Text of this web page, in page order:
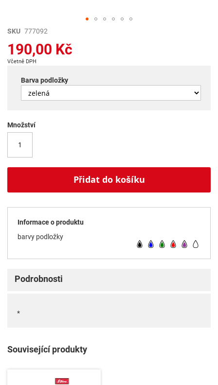
Přeskočit
začátek
galerie
obrázky
SKU 777092
190,00 Kč
Včetně DPH
Barva podložky
Množství
Přidat do košíku
Informace o produktu
barvy podložky
Podrobnosti
*
Související produkty